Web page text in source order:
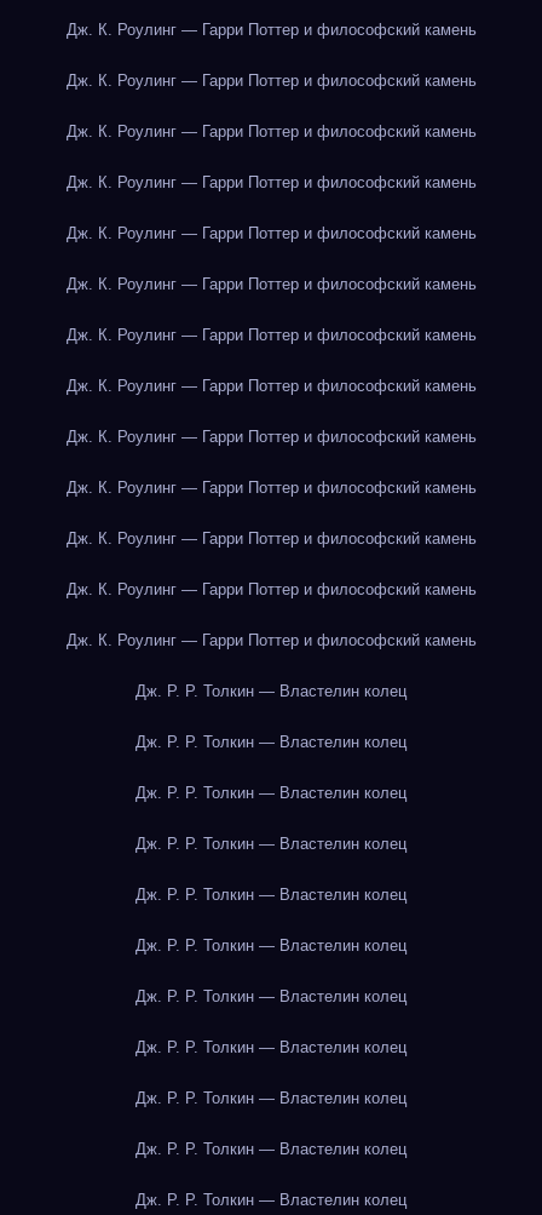
Дж. К. Роулинг — Гарри Поттер и философский камень
Дж. К. Роулинг — Гарри Поттер и философский камень
Дж. К. Роулинг — Гарри Поттер и философский камень
Дж. К. Роулинг — Гарри Поттер и философский камень
Дж. К. Роулинг — Гарри Поттер и философский камень
Дж. К. Роулинг — Гарри Поттер и философский камень
Дж. К. Роулинг — Гарри Поттер и философский камень
Дж. К. Роулинг — Гарри Поттер и философский камень
Дж. К. Роулинг — Гарри Поттер и философский камень
Дж. К. Роулинг — Гарри Поттер и философский камень
Дж. К. Роулинг — Гарри Поттер и философский камень
Дж. К. Роулинг — Гарри Поттер и философский камень
Дж. К. Роулинг — Гарри Поттер и философский камень
Дж. Р. Р. Толкин — Властелин колец
Дж. Р. Р. Толкин — Властелин колец
Дж. Р. Р. Толкин — Властелин колец
Дж. Р. Р. Толкин — Властелин колец
Дж. Р. Р. Толкин — Властелин колец
Дж. Р. Р. Толкин — Властелин колец
Дж. Р. Р. Толкин — Властелин колец
Дж. Р. Р. Толкин — Властелин колец
Дж. Р. Р. Толкин — Властелин колец
Дж. Р. Р. Толкин — Властелин колец
Дж. Р. Р. Толкин — Властелин колец